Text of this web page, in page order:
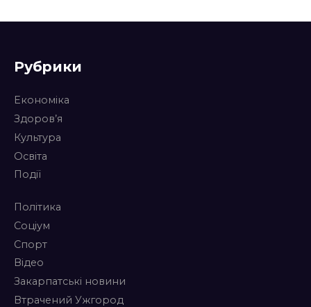
Рубрики
Економіка
Здоров’я
Культура
Освіта
Події
Політика
Соціум
Спорт
Відео
Закарпатські новини
Втрачений Ужгород